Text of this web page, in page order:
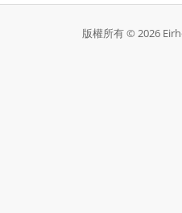
版權所有 © 2026